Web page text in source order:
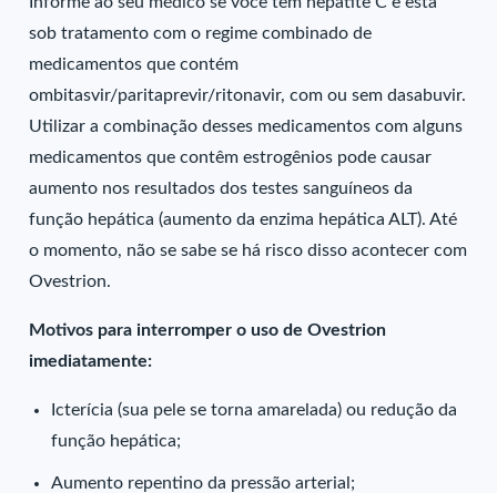
sob tratamento com o regime combinado de
medicamentos que contém
ombitasvir/paritaprevir/ritonavir, com ou sem dasabuvir.
Utilizar a combinação desses medicamentos com alguns
medicamentos que contêm estrogênios pode causar
aumento nos resultados dos testes sanguíneos da
função hepática (aumento da enzima hepática ALT). Até
o momento, não se sabe se há risco disso acontecer com
Ovestrion.
Motivos para interromper o uso de Ovestrion
imediatamente:
Icterícia (sua pele se torna amarelada) ou redução da
função hepática;
Aumento repentino da pressão arterial;